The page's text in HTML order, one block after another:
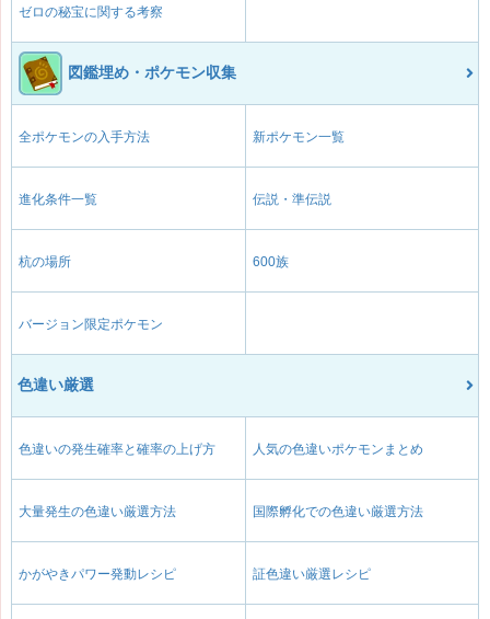
ゼロの秘宝に関する考察
図鑑埋め・ポケモン収集
全ポケモンの入手方法 新ポケモン一覧
進化条件一覧 伝説・準伝説
杭の場所 600族
バージョン限定ポケモン
色違い厳選
色違いの発生確率と確率の上げ方 人気の色違いポケモンまとめ
大量発生の色違い厳選方法 国際孵化での色違い厳選方法
かがやきパワー発動レシピ 証色違い厳選レシピ